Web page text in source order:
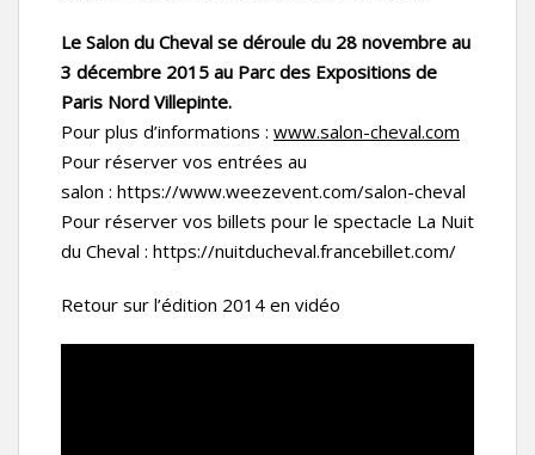
Le Salon du Cheval se déroule du 28 novembre au
3 décembre 2015 au Parc des Expositions de
Paris Nord Villepinte.
Pour plus d’informations : www.salon-cheval.com
Pour réserver vos entrées au
salon : https://www.weezevent.com/salon-cheval
Pour réserver vos billets pour le spectacle La Nuit
du Cheval : https://nuitducheval.francebillet.com/
Retour sur l’édition 2014 en vidéo